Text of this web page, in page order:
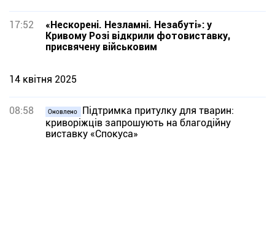
17:52
«Нескорені. Незламні. Незабуті»: у
Кривому Розі відкрили фотовиставку,
присвячену військовим
14 квітня 2025
08:58 Оновлено
Підтримка притулку для тварин:
криворіжців запрошують на благодійну
виставку «Спокуса»